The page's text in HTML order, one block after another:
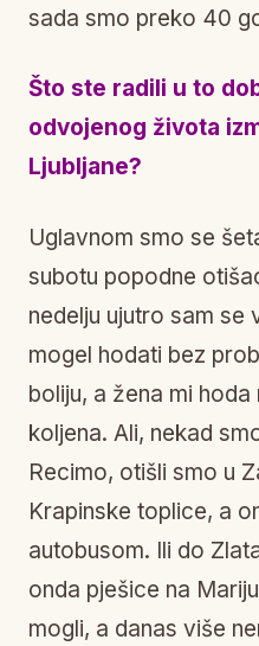
sada smo preko 40
Što ste radili u to
odvojenog života
Ljubljane?
Uglavnom smo se
subotu popodne
nedelju ujutro sam se
mogel hodati bez
boliju, a žena mi
koljena. Ali, nekad
Recimo, otišli smo u
Krapinske toplice, a
autobusom. Ili do
onda pješice na
mogli, a danas više